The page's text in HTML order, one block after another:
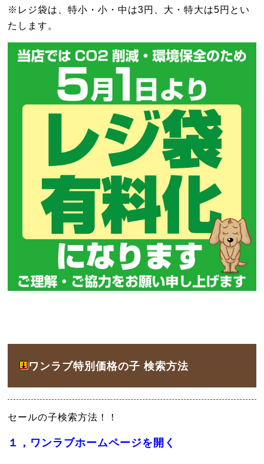
※レジ袋は、特小・小・中は3円、大・特大は5円とい
たします。
ワンラブ特別価格の子 検索方法
セールの子検索方法！！
１，ワンラブホームページを開く